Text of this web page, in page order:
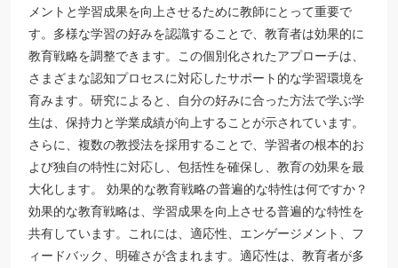
メントと学習成果を向上させるために教師にとって重要で
す。多様な学習の好みを認識することで、教育者は効果的に
教育戦略を調整できます。この個別化されたアプローチは、
さまざまな認知プロセスに対応したサポート的な学習環境を
育みます。研究によると、自分の好みに合った方法で学ぶ学
生は、保持力と学業成績が向上することが示されています。
さらに、複数の教授法を採用することで、学習者の根本的お
よび独自の特性に対応し、包括性を確保し、教育の効果を最
大化します。 効果的な教育戦略の普遍的な特性は何ですか？
効果的な教育戦略は、学習成果を向上させる普遍的な特性を
共有しています。これには、適応性、エンゲージメント、フ
ィードバック、明確さが含まれます。適応性は、教育者が多